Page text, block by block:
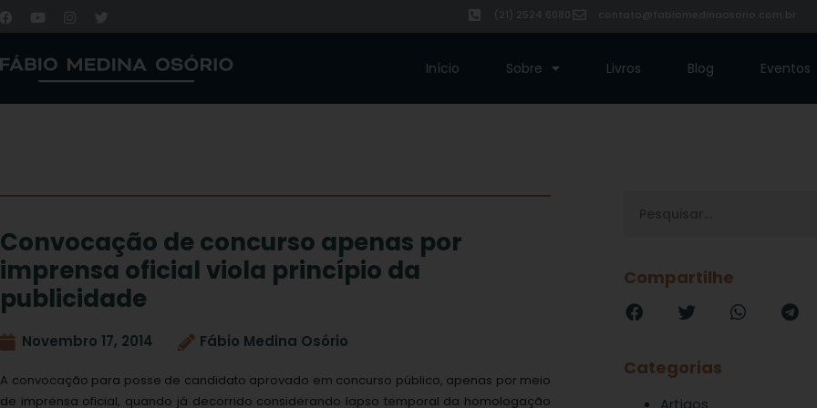
(21) 2524.6080 contato@fabiomedinaosorio.com.br
Início Sobre Livros Blog Eventos
Convocação de concurso apenas por
imprensa oficial viola princípio da
publicidade
Novembro 17, 2014 Fábio Medina Osório
A convocação para posse de candidato aprovado em concurso público, apenas por meio
de imprensa oficial, quando já decorrido considerando lapso temporal da homologação
Compartilhe
Categorias
Artigos